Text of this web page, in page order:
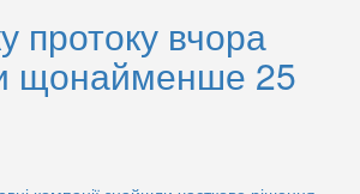
протоку вчора
щонайменше 25